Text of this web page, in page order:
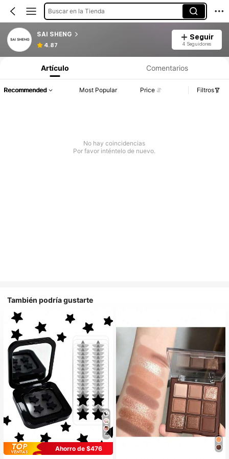
Buscar en la Tienda
SAI SHENG
4.87
Seguir
4 Seguidores
Artículo Comentarios
Recommended Most Popular Price Filtros
No hay coincidencias
Por favor inténtelo de nuevo.
También podría gustarte
10
Ahorro de $476